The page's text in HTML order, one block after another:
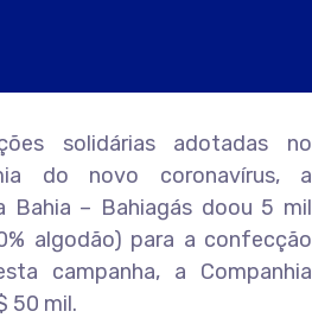
solidárias adotadas no
do novo coronavírus, a
Bahia – Bahiagás doou 5 mil
algodão) para a confecção
campanha, a Companhia
50 mil.